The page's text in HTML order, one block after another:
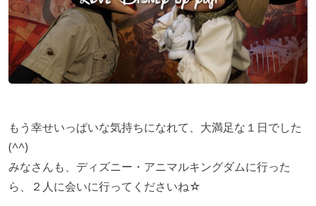
もう幸せいっぱいな気持ちになれて、大満足な１日でした
(^^)
みなさんも、ディズニー・アニマルキングダムに行った
ら、２人に会いに行ってくださいね☆